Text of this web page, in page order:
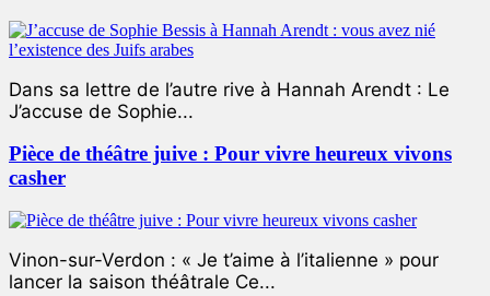
Dans sa lettre de l’autre rive à Hannah Arendt : Le
J’accuse de Sophie...
Pièce de théâtre juive : Pour vivre heureux vivons
casher
Vinon-sur-Verdon : « Je t’aime à l’italienne » pour
lancer la saison théâtrale Ce...